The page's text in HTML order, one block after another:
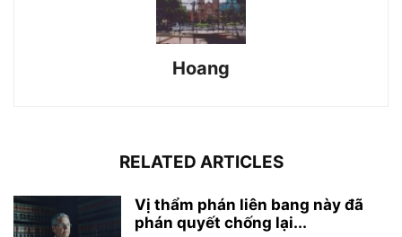
Hoang
RELATED ARTICLES
Vị thẩm phán liên bang này đã
phán quyết chống lại...